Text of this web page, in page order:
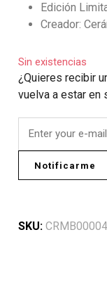
Edición
Creador:
Sin existencias
¿Quieres recibir
vuelva a estar en
Notificarme
SKU: